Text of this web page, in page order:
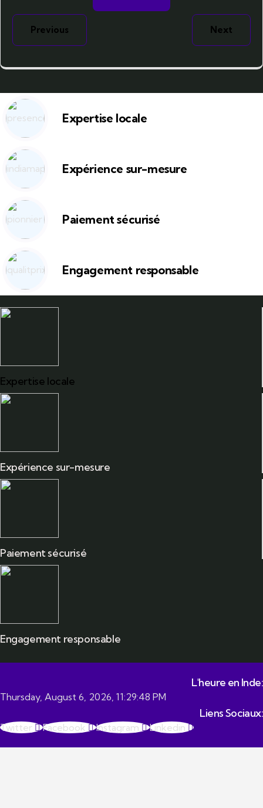
Previous Next
Expertise locale
Expérience sur-mesure
Paiement sécurisé
Engagement responsable
Expertise locale
Expérience sur-mesure
Paiement sécurisé
Engagement responsable
L'heure en Inde:
Thursday, August 6, 2026, 11:29:48 PM
Liens Sociaux:
Twitter Facebook Instagram Linkedin